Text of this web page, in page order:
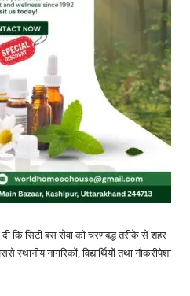
दी कि सिटी बस सेवा को चरणबद्ध तरीके से शहर
स्थानीय नागरिकों, विद्यार्थियों तथा नौकरीपेशा